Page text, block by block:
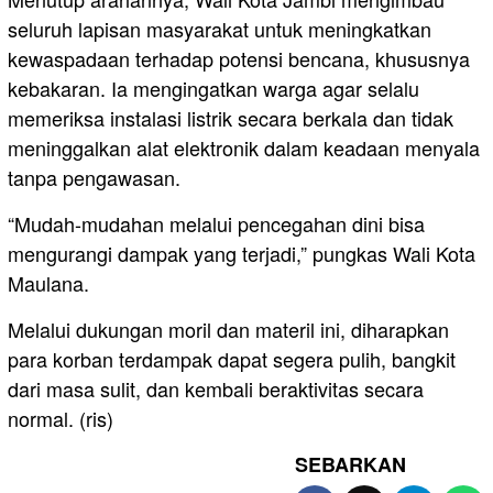
seluruh lapisan masyarakat untuk meningkatkan
kewaspadaan terhadap potensi bencana, khususnya
kebakaran. Ia mengingatkan warga agar selalu
memeriksa instalasi listrik secara berkala dan tidak
meninggalkan alat elektronik dalam keadaan menyala
tanpa pengawasan.
“Mudah-mudahan melalui pencegahan dini bisa
mengurangi dampak yang terjadi,” pungkas Wali Kota
Maulana.
Melalui dukungan moril dan materil ini, diharapkan
para korban terdampak dapat segera pulih, bangkit
dari masa sulit, dan kembali beraktivitas secara
normal. (ris)
SEBARKAN